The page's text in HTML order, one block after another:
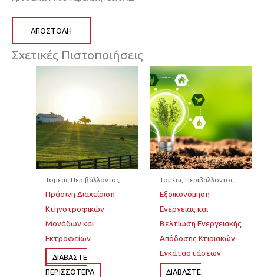
ΑΠΟΣΤΟΛΉ
Σχετικές Πιστοποιήσεις
Τομέας Περιβάλλοντος
Πράσινη Διαχείριση
Κτηνοτροφικών
Μονάδων και
Εκτροφείων
ΔΙΆΒΑΣΤΕ
ΠΕΡΙΣΣΌΤΕΡΑ
Τομέας Περιβάλλοντος
Εξοικονόμηση
Ενέργειας και
Βελτίωση Ενεργειακής
Απόδοσης Κτιριακών
Εγκαταστάσεων
ΔΙΆΒΑΣΤΕ